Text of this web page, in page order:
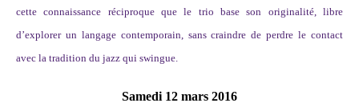
cette connaissance réciproque que le trio base son originalité, libre
d’explorer un langage contemporain, sans craindre de perdre le contact
avec la tradition du jazz qui swingue.
Samedi 12 mars 2016